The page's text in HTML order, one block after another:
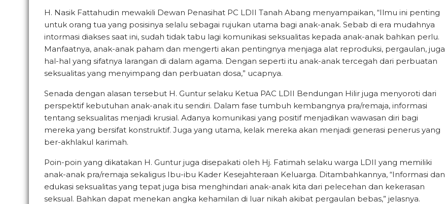
H. Nasik Fattahudin mewakili Dewan Penasihat PC LDII Tanah Abang menyampaikan, “Ilmu ini penting
untuk orang tua yang posisinya selalu sebagai rujukan utama bagi anak-anak. Sebab di era mudahnya
intormasi diakses saat ini, sudah tidak tabu lagi komunikasi seksualitas kepada anak-anak bahkan perlu.
Manfaatnya, anak-anak paham dan mengerti akan pentingnya menjaga alat reproduksi, pergaulan, juga
hal-hal yang sifatnya larangan di dalam agama. Dengan seperti itu anak-anak tercegah dari perbuatan
seksualitas yang menyimpang dan perbuatan dosa,” ucapnya.
Senada dengan alasan tersebut H. Guntur selaku Ketua PAC LDII Bendungan Hilir juga menyoroti dari
perspektif kebutuhan anak-anak itu sendiri. Dalam fase tumbuh kembangnya pra/remaja, informasi
tentang seksualitas menjadi krusial. Adanya komunikasi yang positif menjadikan wawasan diri bagi
mereka yang bersifat konstruktif. Juga yang utama, kelak mereka akan menjadi generasi penerus yang
ber-akhlakul karimah.
Poin-poin yang dikatakan H. Guntur juga disepakati oleh Hj. Fatimah selaku warga LDII yang memiliki
anak-anak pra/remaja sekaligus Ibu-ibu Kader Kesejahteraan Keluarga. Ditambahkannya, “Informasi dan
edukasi seksualitas yang tepat juga bisa menghindari anak-anak kita dari pelecehan dan kekerasan
seksual. Bahkan dapat menekan angka kehamilan di luar nikah akibat pergaulan bebas,” jelasnya.